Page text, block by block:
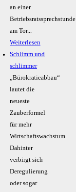
an einer
Betriebsratssprechstunde
am Tor...
Weiterlesen
Schlimm und
schlimmer
„Bürokratieabbau“
lautet die
neueste
Zauberformel
für mehr
Wirtschaftswachstum.
Dahinter
verbirgt sich
Deregulierung
oder sogar